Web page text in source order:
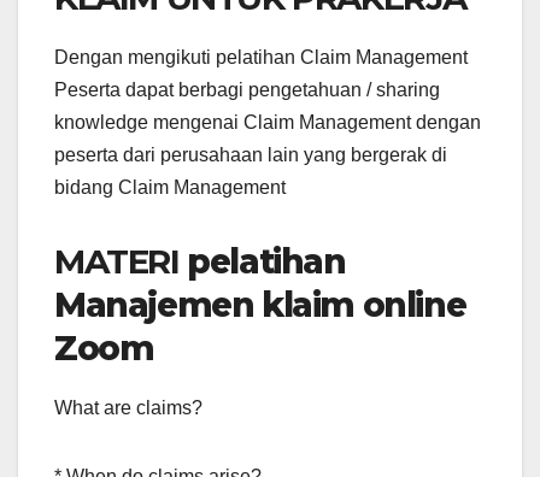
Dengan mengikuti pelatihan Claim Management
Peserta dapat berbagi pengetahuan / sharing
knowledge mengenai Claim Management dengan
peserta dari perusahaan lain yang bergerak di
bidang Claim Management
MATERI pelatihan
Manajemen klaim online
Zoom
What are claims?